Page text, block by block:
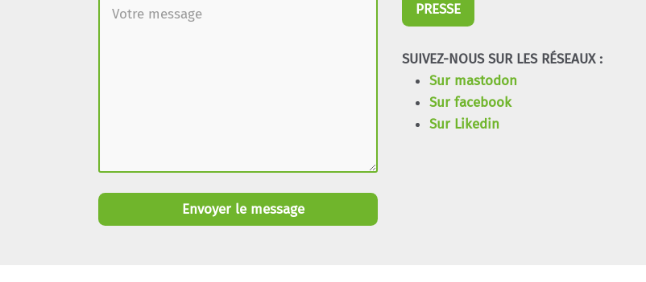
Envoyer le message
PRESSE
SUIVEZ-NOUS SUR LES RÉSEAUX :
Sur mastodon
Sur facebook
Sur Likedin